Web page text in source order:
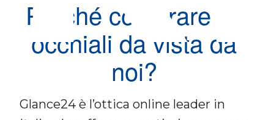
Perché comprare gli
occhiali da vista da
noi?
Glance24 è l’ottica online leader in